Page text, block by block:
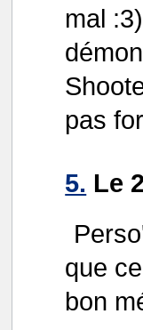
mal
pas
5. Le
que
bon